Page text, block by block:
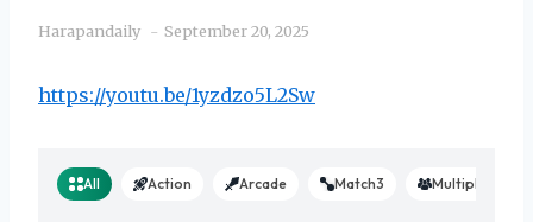
Harapandaily September 20, 2025
https://youtu.be/1yzdzo5L2Sw